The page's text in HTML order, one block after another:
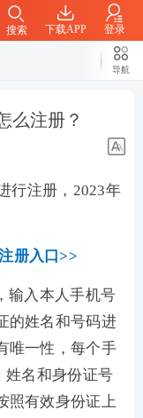
下载APP 登录
搜索
导航
么注册？
行注册，2023年
册入口>>
输入本人手机号
的姓名和号码进
唯一性，每个手
姓名和身份证号
照有效身份证上